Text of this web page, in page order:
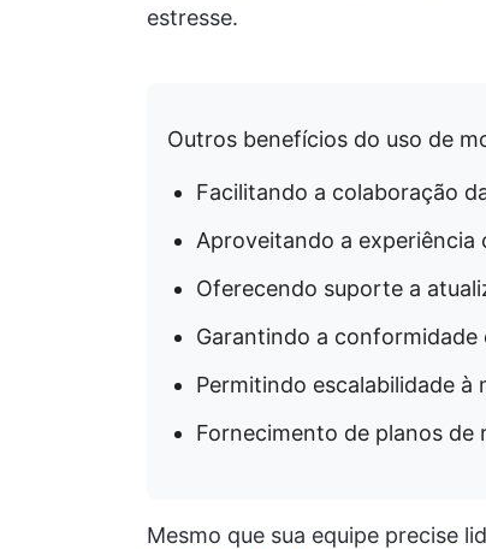
estresse.
Outros benefícios do uso de
Facilitando a colaboração
Aproveitando a experiência
Oferecendo suporte a
Garantindo a
Permitindo escalabilidade à
Fornecimento de planos de
Mesmo que sua equipe precise